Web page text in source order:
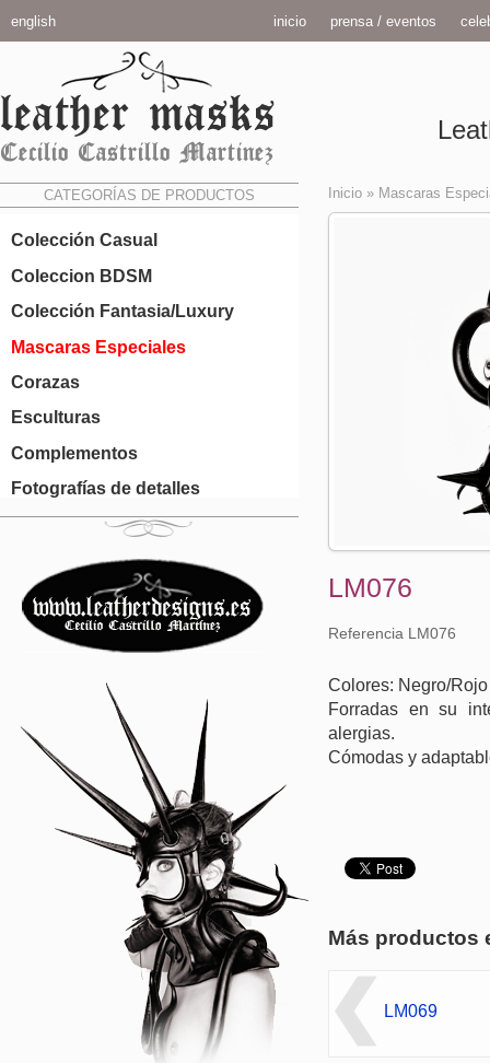
english inicio prensa / eventos
CATEGORÍAS DE PRODUCTOS
Colección Casual
Coleccion BDSM
Colección Fantasia/Luxury
Mascaras Especiales
Corazas
Esculturas
Complementos
Fotografías de detalles
Inicio » Mascaras
LM076
Referencia LM076
Colores: Negro/Rojo
Forradas en su
alergias.
Cómodas y
Más productos
LM069